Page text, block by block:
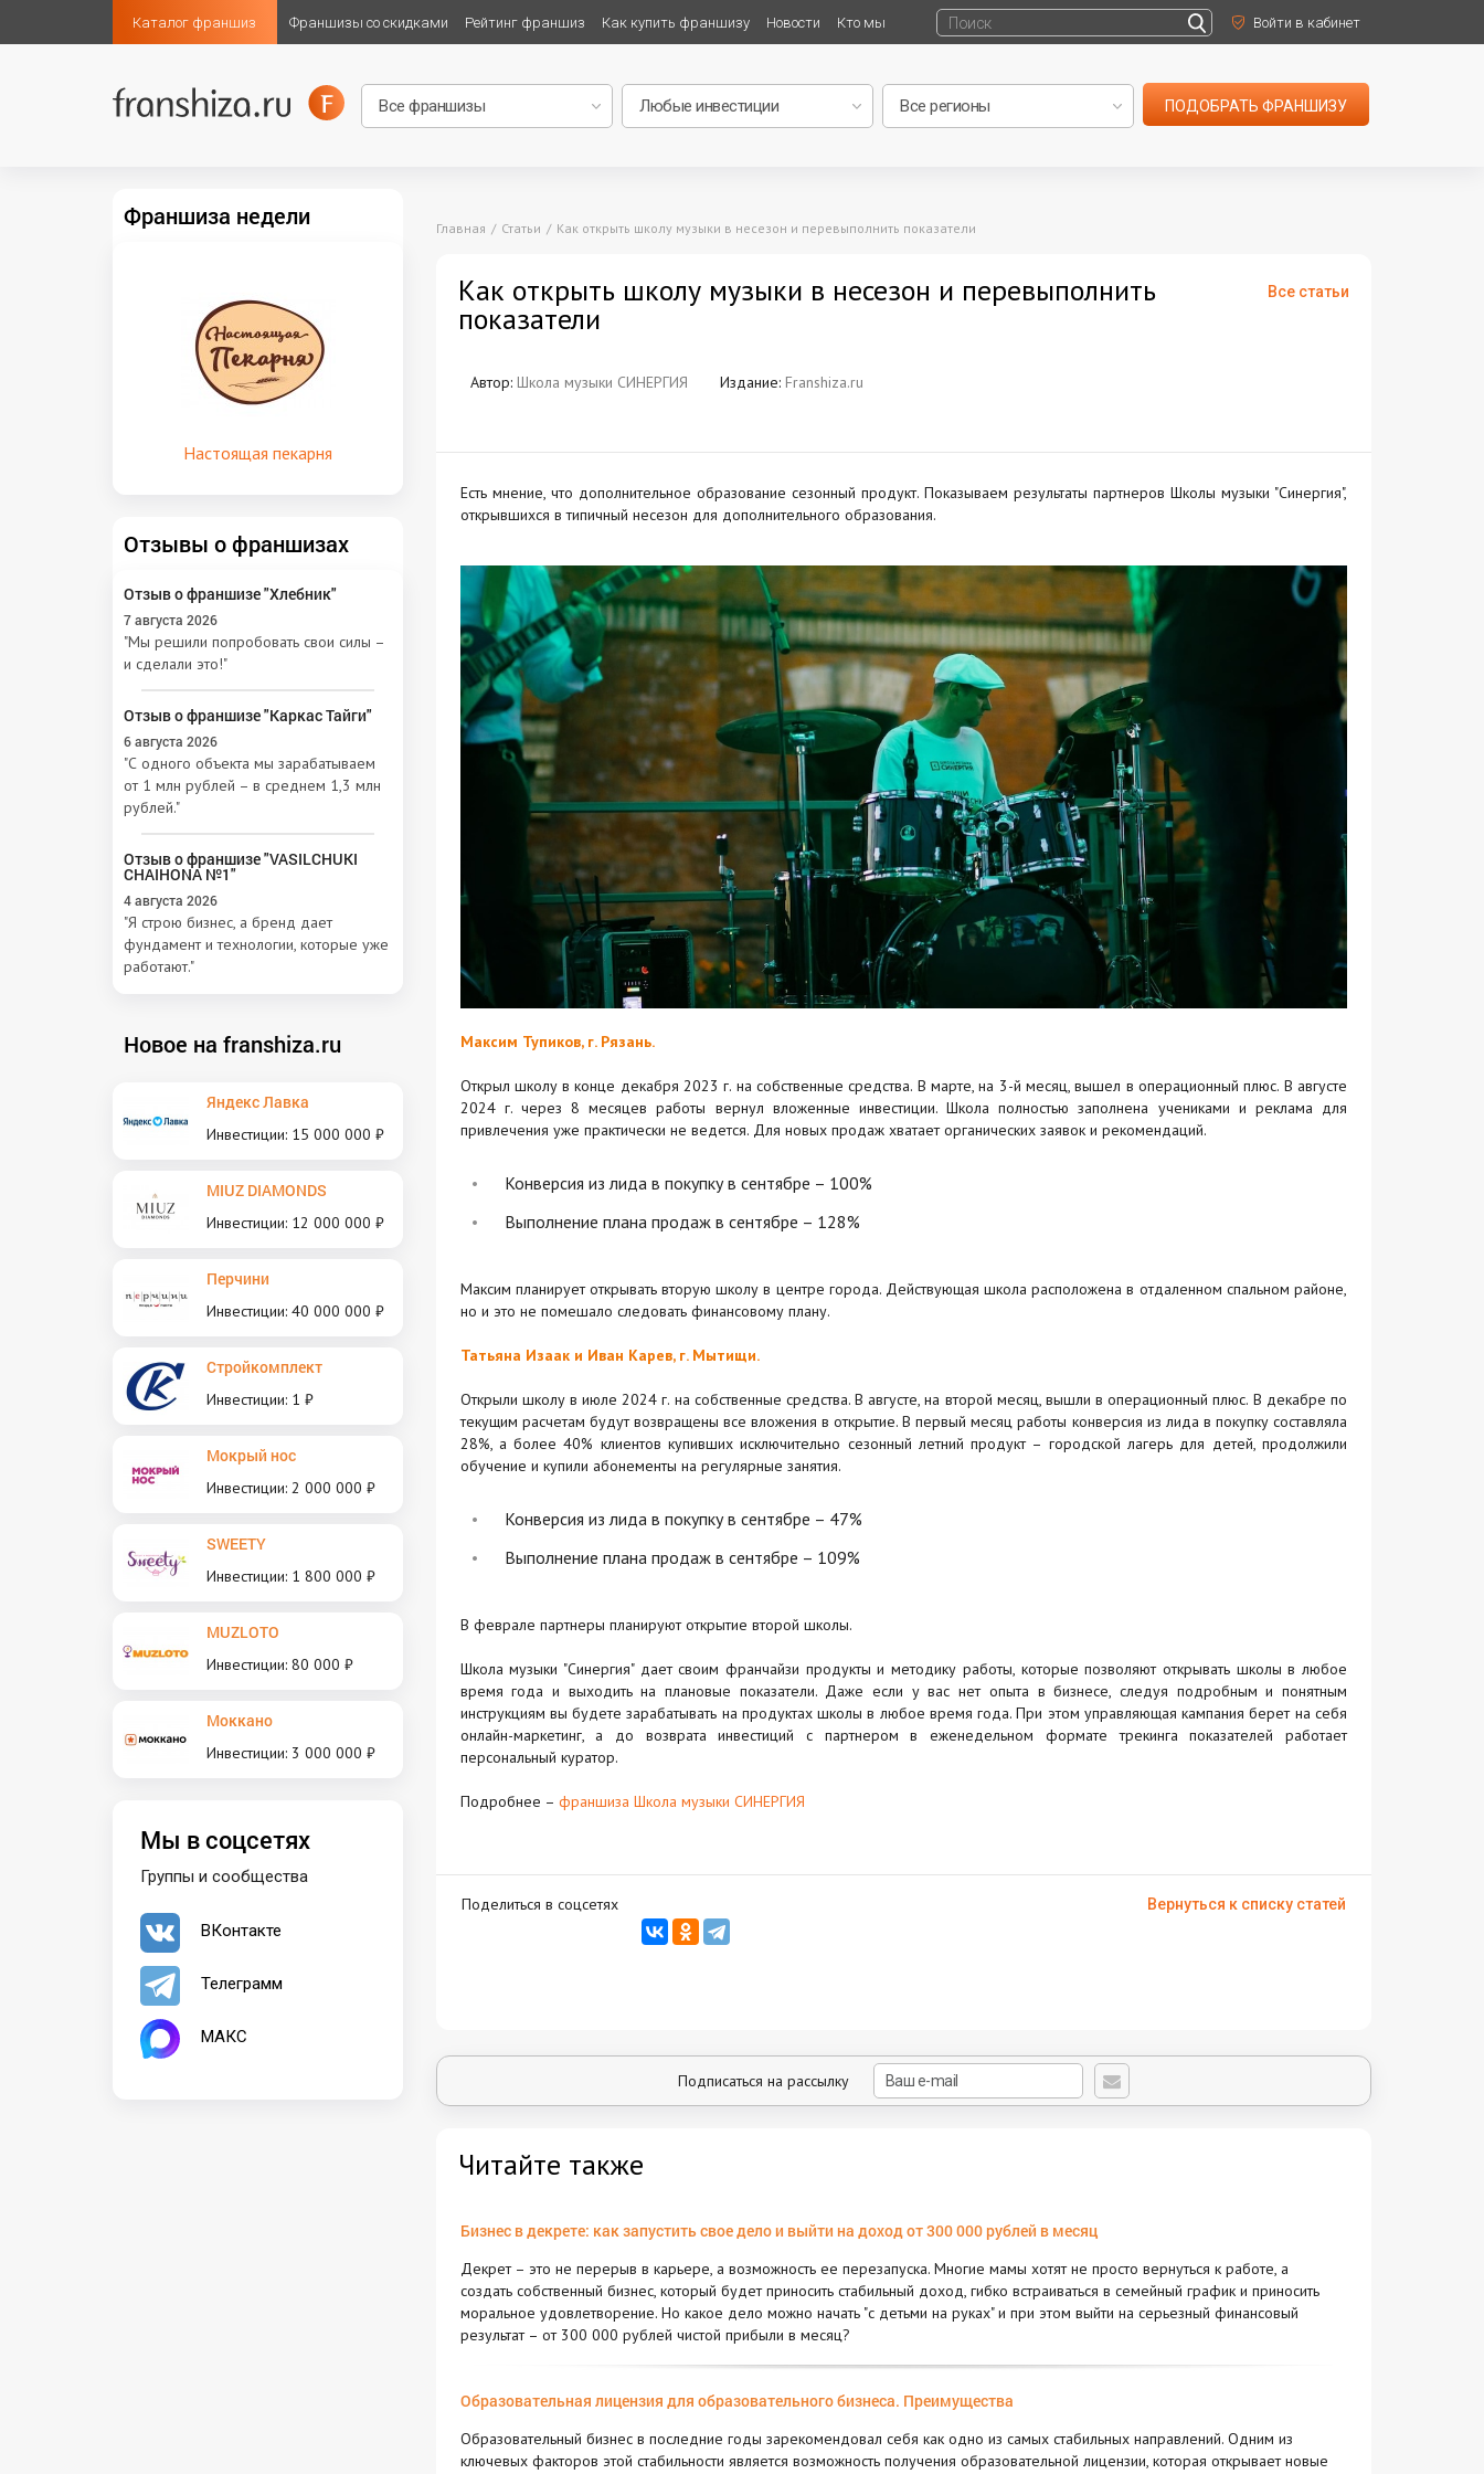
Каталог франшиз Франшизы со скидками Рейтинг франшиз Как купить франшизу Новости Кто мы Войти в кабинет
ПОДОБРАТЬ ФРАНШИЗУ
Главная Статьи Как открыть школу музыки в несезон и перевыполнить показатели
Все статьи
Как открыть школу музыки в несезон и перевыполнить
показатели
Автор: Школа музыки СИНЕРГИЯ Издание: Franshiza.ru
Есть мнение, что дополнительное образование сезонный продукт. Показываем результаты партнеров Школы музыки "Синергия",
открывшихся в типичный несезон для дополнительного образования.
Максим Тупиков, г. Рязань.
Открыл школу в конце декабря 2023 г. на собственные средства. В марте, на 3-й месяц, вышел в операционный плюс. В августе
2024 г. через 8 месяцев работы вернул вложенные инвестиции. Школа полностью заполнена учениками и реклама для
привлечения уже практически не ведется. Для новых продаж хватает органических заявок и рекомендаций.
Конверсия из лида в покупку в сентябре – 100%
Выполнение плана продаж в сентябре – 128%
Максим планирует открывать вторую школу в центре города. Действующая школа расположена в отдаленном спальном районе,
но и это не помешало следовать финансовому плану.
Татьяна Изаак и Иван Карев, г. Мытищи.
Открыли школу в июле 2024 г. на собственные средства. В августе, на второй месяц, вышли в операционный плюс. В декабре по
текущим расчетам будут возвращены все вложения в открытие. В первый месяц работы конверсия из лида в покупку составляла
28%, а более 40% клиентов купивших исключительно сезонный летний продукт – городской лагерь для детей, продолжили
обучение и купили абонементы на регулярные занятия.
Конверсия из лида в покупку в сентябре – 47%
Выполнение плана продаж в сентябре – 109%
В феврале партнеры планируют открытие второй школы.
Школа музыки "Синергия" дает своим франчайзи продукты и методику работы, которые позволяют открывать школы в любое
время года и выходить на плановые показатели. Даже если у вас нет опыта в бизнесе, следуя подробным и понятным
инструкциям вы будете зарабатывать на продуктах школы в любое время года. При этом управляющая кампания берет на себя
онлайн-маркетинг, а до возврата инвестиций с партнером в еженедельном формате трекинга показателей работает
персональный куратор.
Подробнее – франшиза Школа музыки СИНЕРГИЯ
Поделиться в соцсетях Вернуться к списку статей
Подписаться на рассылку
Читайте также
Бизнес в декрете: как запустить свое дело и выйти на доход от 300 000 рублей в месяц
Декрет – это не перерыв в карьере, а возможность ее перезапуска. Многие мамы хотят не просто вернуться к работе, а
создать собственный бизнес, который будет приносить стабильный доход, гибко встраиваться в семейный график и приносить
моральное удовлетворение. Но какое дело можно начать "с детьми на руках" и при этом выйти на серьезный финансовый
результат – от 300 000 рублей чистой прибыли в месяц?
Образовательная лицензия для образовательного бизнеса. Преимущества
Образовательный бизнес в последние годы зарекомендовал себя как одно из самых стабильных направлений. Одним из
ключевых факторов этой стабильности является возможность получения образовательной лицензии, которая открывает новые
Франшиза недели
Настоящая пекарня
Отзывы о франшизах
Отзыв о франшизе "Хлебник"
7 августа 2026
"Мы решили попробовать свои силы –
и сделали это!"
Отзыв о франшизе "Каркас Тайги"
6 августа 2026
"С одного объекта мы зарабатываем
от 1 млн рублей – в среднем 1,3 млн
рублей."
Отзыв о франшизе "VASILCHUKI
CHAIHONA №1"
4 августа 2026
"Я строю бизнес, а бренд дает
фундамент и технологии, которые уже
работают."
Новое на franshiza.ru
Яндекс Лавка
Инвестиции: 15 000 000 ₽
MIUZ DIAMONDS
Инвестиции: 12 000 000 ₽
Перчини
Инвестиции: 40 000 000 ₽
Стройкомплект
Инвестиции: 1 ₽
Мокрый нос
Инвестиции: 2 000 000 ₽
SWEETY
Инвестиции: 1 800 000 ₽
MUZLOTO
Инвестиции: 80 000 ₽
Моккано
Инвестиции: 3 000 000 ₽
Мы в соцсетях
Группы и сообщества
ВКонтакте
Телеграмм
МАКС